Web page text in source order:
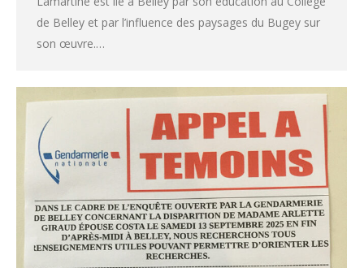
de Belley et par l’influence des paysages du Bugey sur
son œuvre.…